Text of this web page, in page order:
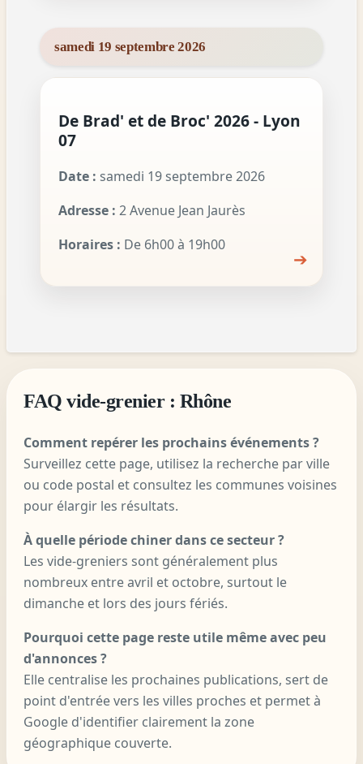
samedi 19 septembre 2026
De Brad' et de Broc' 2026 - Lyon
07
Date : samedi 19 septembre 2026
Adresse : 2 Avenue Jean Jaurès
Horaires : De 6h00 à 19h00
➔
FAQ vide-grenier : Rhône
Comment repérer les prochains événements ?
Surveillez cette page, utilisez la recherche par ville
ou code postal et consultez les communes voisines
pour élargir les résultats.
À quelle période chiner dans ce secteur ?
Les vide-greniers sont généralement plus
nombreux entre avril et octobre, surtout le
dimanche et lors des jours fériés.
Pourquoi cette page reste utile même avec peu
d'annonces ?
Elle centralise les prochaines publications, sert de
point d'entrée vers les villes proches et permet à
Google d'identifier clairement la zone
géographique couverte.